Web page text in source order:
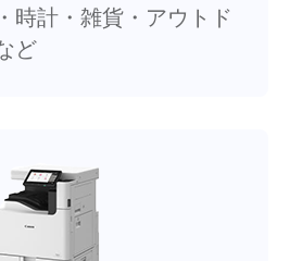
時計・雑貨・アウトド
ど